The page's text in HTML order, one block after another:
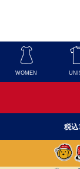
WOMEN
税込